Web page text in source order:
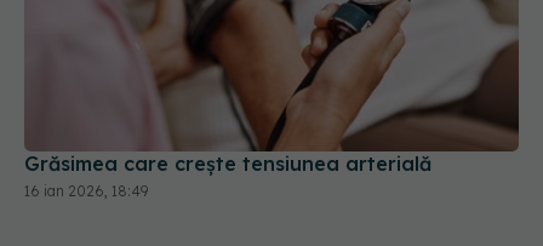
Grăsimea care crește tensiunea arterială